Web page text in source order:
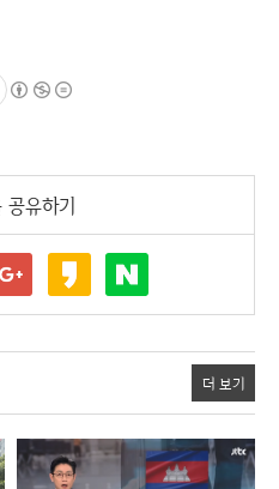
공유하기
더 보기